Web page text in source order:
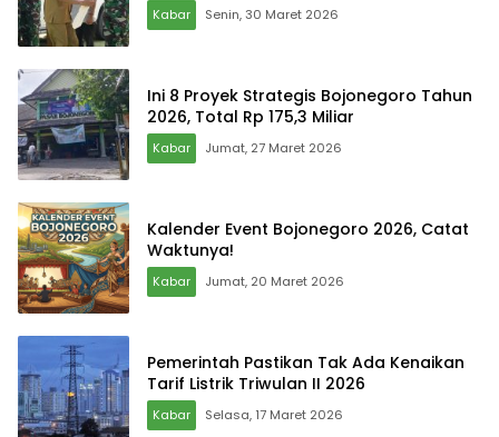
Kabar Senin, 30 Maret 2026
Ini 8 Proyek Strategis Bojonegoro Tahun
2026, Total Rp 175,3 Miliar
Kabar Jumat, 27 Maret 2026
Kalender Event Bojonegoro 2026, Catat
Waktunya!
Kabar Jumat, 20 Maret 2026
Pemerintah Pastikan Tak Ada Kenaikan
Tarif Listrik Triwulan II 2026
Kabar Selasa, 17 Maret 2026